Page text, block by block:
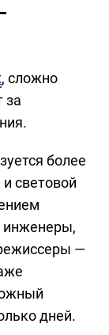
, сложно
за
более
световой
инженеры,
—
дней.